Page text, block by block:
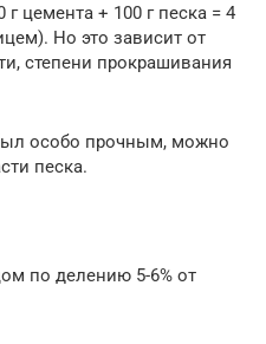
цемента + 100 г песка = 4
Но это зависит от
степени прокрашивания
особо прочным, можно
песка.
по делению 5-6% от